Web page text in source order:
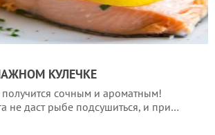
КУЛЕЧКЕ
сочным и ароматным!
не даст рыбе подсушиться, и при…